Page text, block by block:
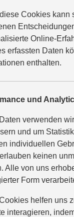
Cookies kann
Online-
erfassten Daten
enthalten.
und
verwenden
und um
individuellen
keinen
Alle von uns
Form
helfen uns
interagieren,